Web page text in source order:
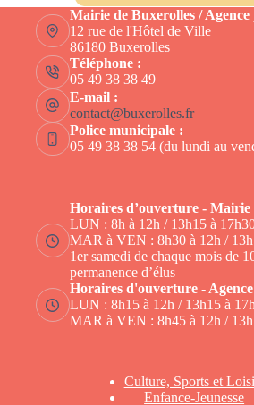
Mairie de Buxerolles / Agence
12 rue de l'Hôtel de Ville
86180 Buxerolles
Téléphone :
05 49 38 38 49
E-mail :
contact@buxerolles.fr
Police municipale :
05 49 38 38 54 (du lundi au
Horaires d’ouverture - Mairie
LUN : 8h à 12h / 13h15 à
MAR à VEN : 8h30 à 12h /
1er samedi de chaque mois de
permanence d’élus
Horaires d'ouverture - Agence
LUN : 8h15 à 12h / 13h15 à
MAR à VEN : 8h45 à 12h /
Culture, Sports et
Enfance-Jeunesse